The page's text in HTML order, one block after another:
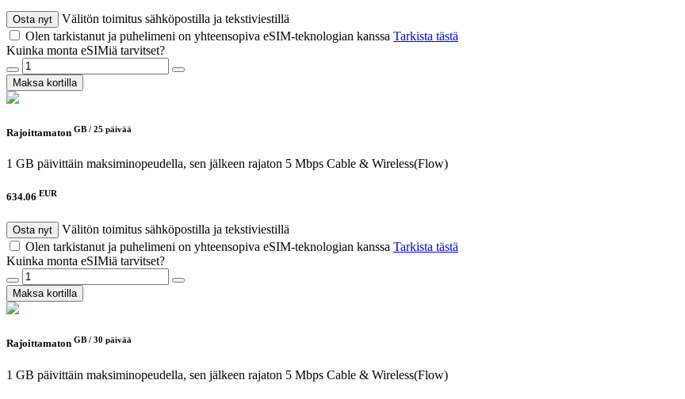
Osta nyt
Välitön toimitus sähköpostilla ja tekstiviestillä
Olen tarkistanut ja puhelimeni on yhteensopiva eSIM-teknologian kanssa Tarkista tästä
Kuinka monta eSIMiä tarvitset?
Maksa kortilla
Rajoittamaton GB / 25 päivää
1 GB päivittäin maksiminopeudella, sen jälkeen rajaton 5 Mbps Cable & Wireless(Flow)
634.06 EUR
Osta nyt
Välitön toimitus sähköpostilla ja tekstiviestillä
Olen tarkistanut ja puhelimeni on yhteensopiva eSIM-teknologian kanssa Tarkista tästä
Kuinka monta eSIMiä tarvitset?
Maksa kortilla
Rajoittamaton GB / 30 päivää
1 GB päivittäin maksiminopeudella, sen jälkeen rajaton 5 Mbps Cable & Wireless(Flow)